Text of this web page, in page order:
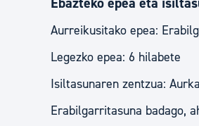
Aurreikusitako epea:
Legezko epea: 6 hilabete
Isiltasunaren zentzua:
Erabilgarritasuna badago,